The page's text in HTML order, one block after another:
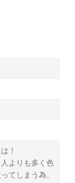
！
よりも多く色
てしまう為、